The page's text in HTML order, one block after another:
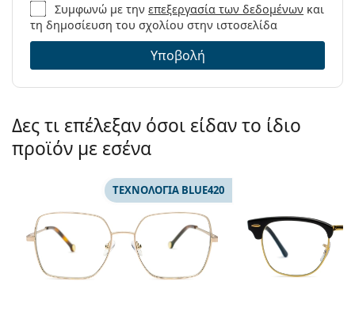
συνοδεύονται από υφασμάτινη θήκη αντί για πανί.
Εξερευνήστε την πλήρη γκάμαγυαλιών προστασίας
ώστε να βρείτε περισσότερα σχέδια
από δημοφιλείς μάρκες.
Μάρκα:
Lentiamo
Μοντέλο:
Eric Light Gold
Συμφωνώ με τηνεπεξεργασία των δεδομένων και
τη δημοσίευση του σχολίου στην ιστοσελίδα
Υποβολή
Δες τι επέλεξαν όσοι είδαν το ίδιο
προϊόν με εσένα
ΤΕΧΝΟΛΟΓΙΑ BLUE420